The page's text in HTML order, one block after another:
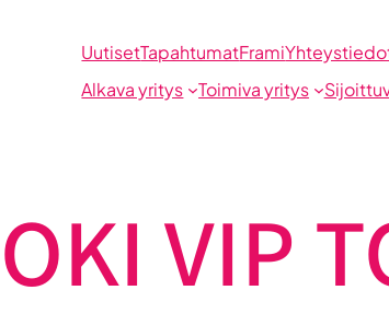
UutisetTapahtumatFrami
Alkava yritys
Toimiva yritys
VIP